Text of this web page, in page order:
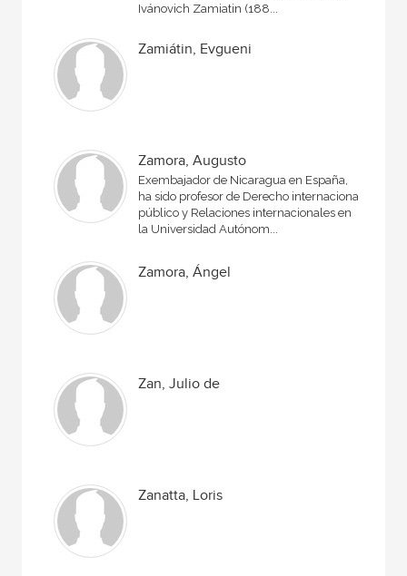
Ivánovich Zamiatin (188...
Zamiátin, Evgueni
Zamora, Augusto
Exembajador de Nicaragua en España,
ha sido profesor de Derecho internacional
público y Relaciones internacionales en
la Universidad Autónom...
Zamora, Ángel
Zan, Julio de
Zanatta, Loris